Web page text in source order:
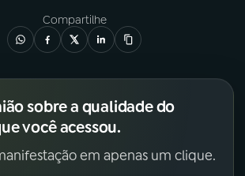
Compartilhe
sobre a qualidade do
você acessou.
em apenas um clique.